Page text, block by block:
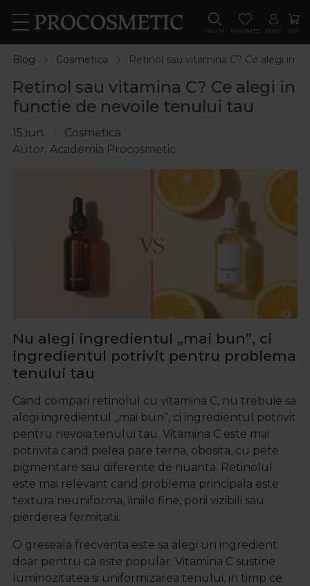
CAUTA FAVORITE CONT COS
Blog Cosmetica Retinol sau vitamina C? Ce alegi in
Retinol sau vitamina C? Ce alegi in
functie de nevoile tenului tau
15 iun.
Cosmetica
Autor: Academia Procosmetic
Nu alegi ingredientul „mai bun”, ci
ingredientul potrivit pentru problema
tenului tau
Cand compari retinolul cu vitamina C, nu trebuie sa
alegi ingredientul „mai bun”, ci ingredientul potrivit
pentru nevoia tenului tau. Vitamina C este mai
potrivita cand pielea pare terna, obosita, cu pete
pigmentare sau diferente de nuanta. Retinolul
este mai relevant cand problema principala este
textura neuniforma, liniile fine, porii vizibili sau
pierderea fermitatii.
O greseala frecventa este sa alegi un ingredient
doar pentru ca este popular. Vitamina C sustine
luminozitatea si uniformizarea tenului, in timp ce